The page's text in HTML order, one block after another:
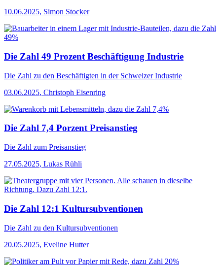
10.06.2025, Simon Stocker
Die Zahl 49 Prozent Beschäftigung Industrie
Die Zahl zu den Beschäftigten in der Schweizer Industrie
03.06.2025, Christoph Eisenring
Die Zahl 7,4 Porzent Preisanstieg
Die Zahl zum Preisanstieg
27.05.2025, Lukas Rühli
Die Zahl 12:1 Kultursubventionen
Die Zahl zu den Kultursubventionen
20.05.2025, Eveline Hutter